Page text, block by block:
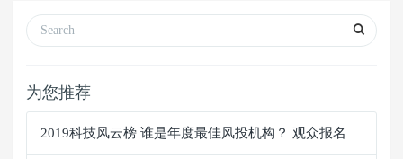
为您推荐
2019科技风云榜 谁是年度最佳风投机构？ 观众报名